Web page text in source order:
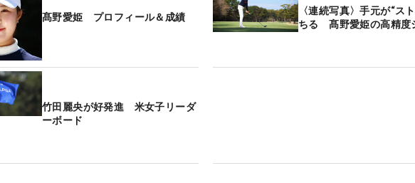
髙野愛姫 プロフィール＆成績
〈連続写真〉手元が“ス
ちる 髙野愛姫の高精度
竹田麗央が好発進 米女子リーダ
ーボード